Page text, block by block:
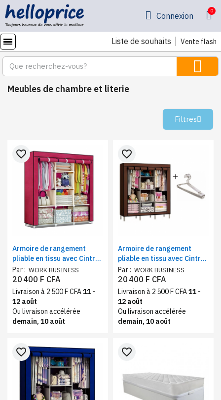
Connexion
Liste de souhaits Vente flash
Meubles de chambre et literie
Filtres
Armoire de rangement
pliable en tissu avec Cintres
offerts - Rose foncé
Par : WORK BUSINESS
favorite_border
20 400 F CFA
Livraison à 2 500 F CFA11 -
12 août
Ou livraison accélérée
demain, 10 août
Armoire de rangement
pliable en tissu avec Cintres
offerts - Marron foncé
Par : WORK BUSINESS
favorite_border
20 400 F CFA
Livraison à 2 500 F CFA11 -
12 août
Ou livraison accélérée
demain, 10 août
favorite_border favorite_border